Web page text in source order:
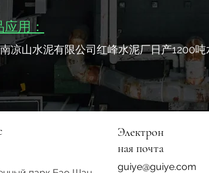
应用：
凉山水泥有限公司红峰水泥厂日产1200吨
Электрон
ная почта
guiye@guiye.com